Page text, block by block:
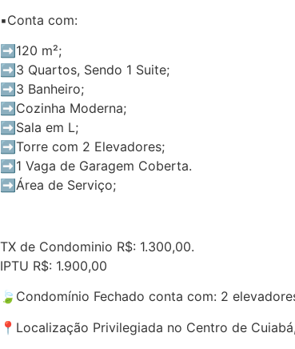
▪️Conta com:
➡️120 m²;
➡️3 Quartos, Sendo 1 Suite;
➡️3 Banheiro;
➡️Cozinha Moderna;
➡️Sala em L;
➡️Torre com 2 Elevadores;
➡️1 Vaga de Garagem Coberta.
➡️Área de Serviço;
TX de Condominio R$: 1.300,00.
IPTU R$: 1.900,00
🍃Condomínio Fechado conta com: 2
📍Localização Privilegiada no Centro de